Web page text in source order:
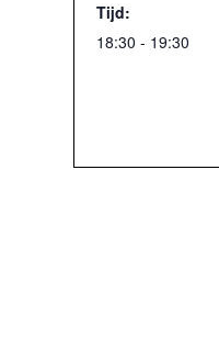
Tijd:
18:30 - 19:30